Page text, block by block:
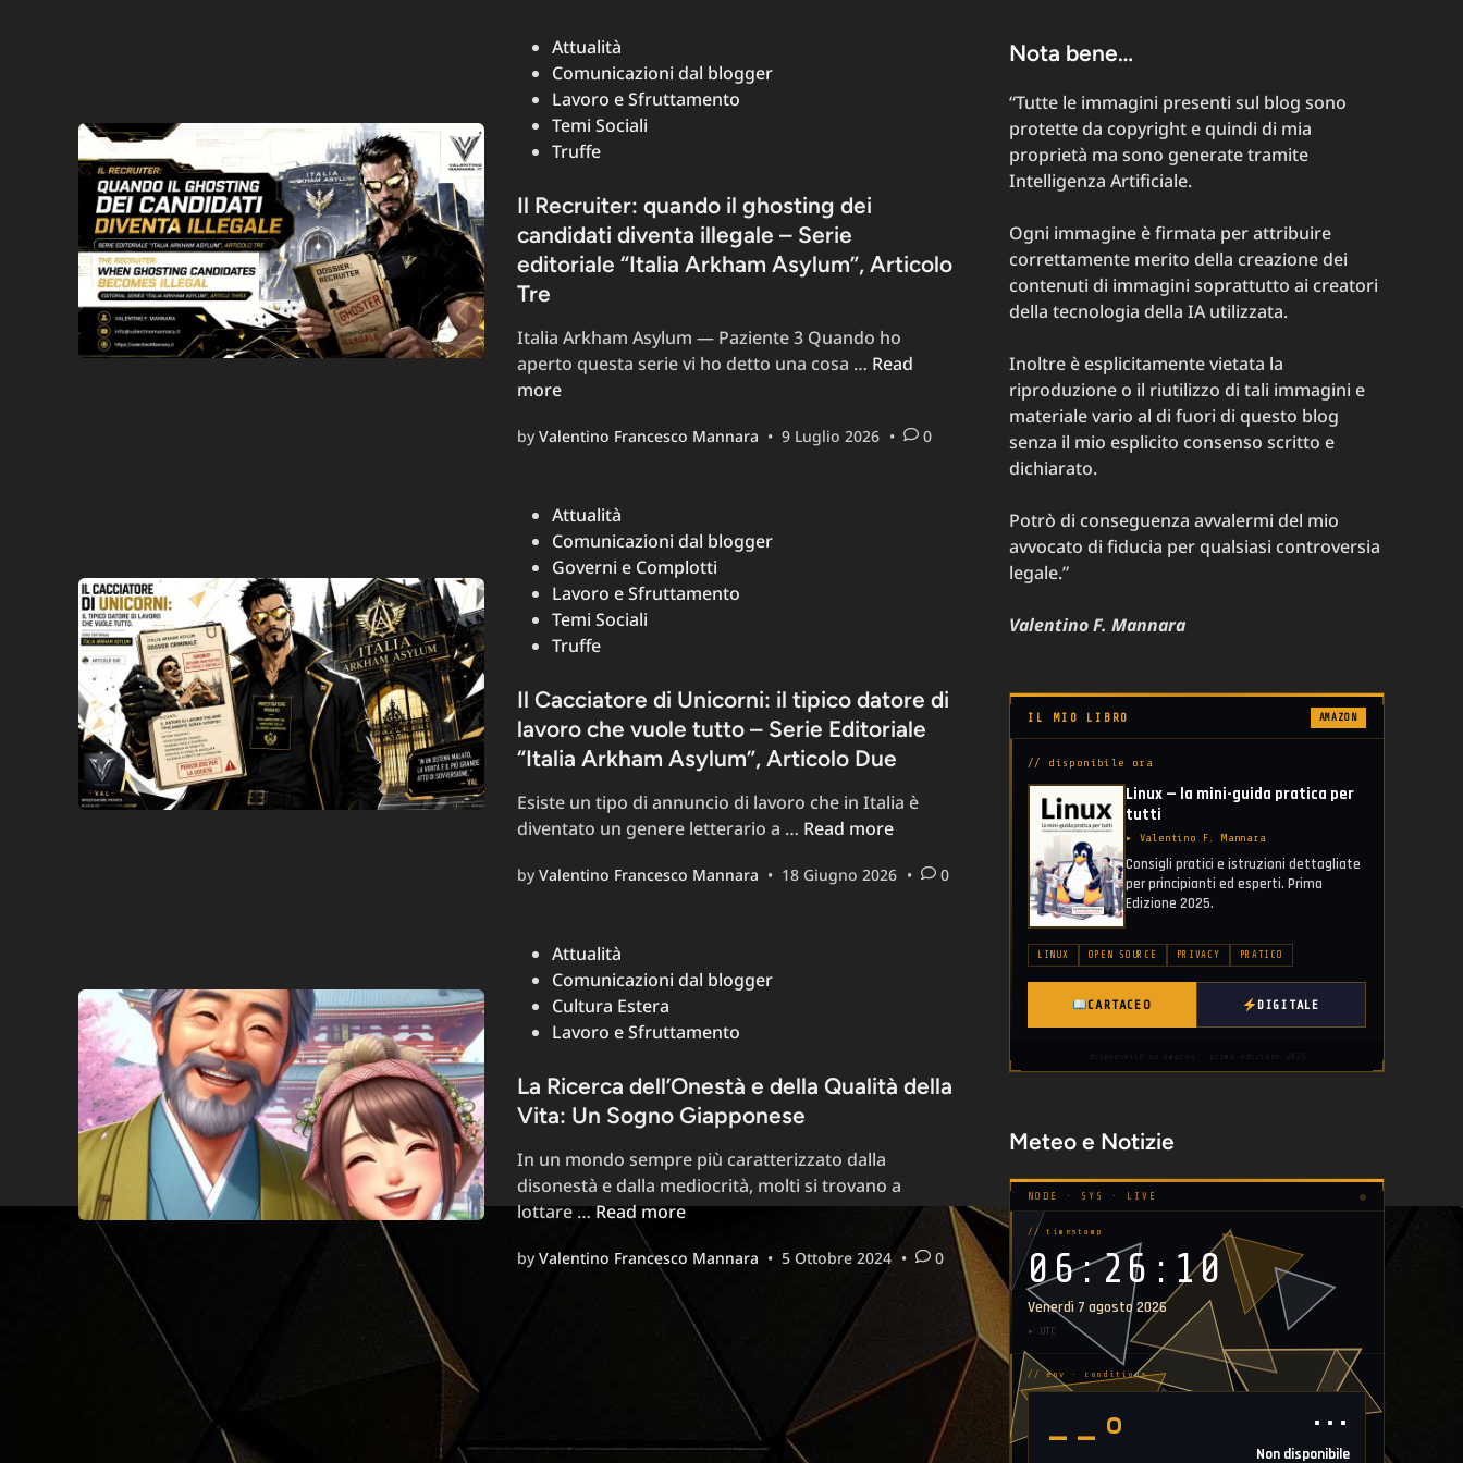
PostedAttualità
Comunicazioni dal blogger
Lavoro e Sfruttamento
Temi Sociali
Truffe
Il Recruiter: quando il ghosting dei
candidati diventa illegale – Serie
editoriale “Italia Arkham Asylum”, Articolo
Tre
Italia Arkham Asylum — Paziente 3 Quando ho
aperto questa serie vi ho detto una cosa … Il
il
Arkham
Asylum”,
Articolo
Read
more
byValentino Francesco Mannara • 9 Luglio 2026 • 0
PostedAttualità
Comunicazioni dal blogger
Governi e Complotti
Lavoro e Sfruttamento
Temi Sociali
Truffe
Il Cacciatore di Unicorni: il tipico datore di
lavoro che vuole tutto – Serie Editoriale
“Italia Arkham Asylum”, Articolo Due
Esiste un tipo di annuncio di lavoro che in Italia è
diventato un genere letterario a … Il
di
vuole
tutto
Serie
Editoriale
Asylum”,
Read more
byValentino Francesco Mannara • 18 Giugno 2026 • 0
PostedAttualità
Comunicazioni dal blogger
Cultura Estera
Lavoro e Sfruttamento
La Ricerca dell’Onestà e della Qualità della
Vita: Un Sogno Giapponese
In un mondo sempre più caratterizzato dalla
disonestà e dalla mediocrità, molti si trovano a
lottare …La
Ricerca
dell’Onestà
Sogno
Read more
byValentino Francesco Mannara • 5 Ottobre 2024 • 0
Nota bene…
“Tutte le immagini presenti sul blog sono
protette da copyright e quindi di mia
proprietà ma sono generate tramite
Intelligenza Artificiale.
Ogni immagine è firmata per attribuire
correttamente merito della creazione dei
contenuti di immagini soprattutto ai creatori
della tecnologia della IA utilizzata.
Inoltre è esplicitamente vietata la
riproduzione o il riutilizzo di tali immagini e
materiale vario al di fuori di questo blog
senza il mio esplicito consenso scritto e
dichiarato.
Potrò di conseguenza avvalermi del mio
avvocato di fiducia per qualsiasi controversia
legale.”
Valentino F. Mannara
IL MIO LIBRO AMAZON
// disponibile ora
Linux — la mini-guida pratica per
tutti
▸ Valentino F. Mannara
Consigli pratici e istruzioni dettagliate
per principianti ed esperti. Prima
Edizione 2025.
LINUX OPEN SOURCE PRIVACY PRATICO
CARTACEO DIGITALE
Meteo e Notizie
NODE · SYS · LIVE
// timestamp
06:26:11
Venerdì 7 agosto 2026
▸ UTC
// env · conditions
--° ⋯
Non disponibile